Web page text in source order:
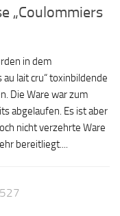
„Coulommiers
in dem
lait cru“ toxinbildende
Die Ware war zum
abgelaufen. Es ist aber
nicht verzehrte Ware
bereitliegt....